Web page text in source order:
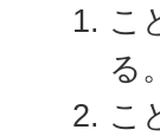
こ
る。
こ